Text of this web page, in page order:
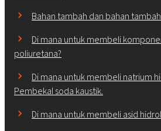
Bahan tambah dan bahan
Di mana untuk membeli
poliuretana?
Di mana untuk membeli natrium
Pembekal soda kaustik.
Di mana untuk membeli asid